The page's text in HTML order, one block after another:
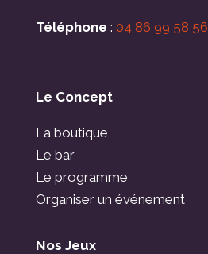
Téléphone : 04 86 99 58 56
Le Concept
La boutique
Le bar
Le programme
Organiser un événement
Nos Jeux